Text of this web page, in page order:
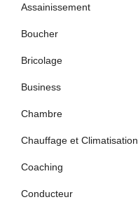
Assainissement
Boucher
Bricolage
Business
Chambre
Chauffage et Climatisation
Coaching
Conducteur